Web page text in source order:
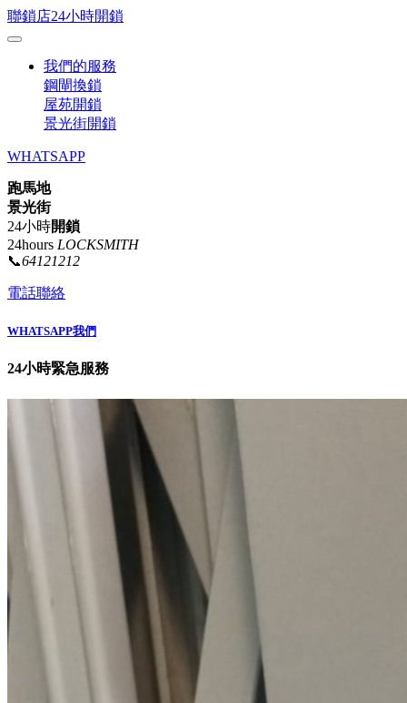
聯鎖店24小時開鎖
我們的服務
鋼閘換鎖
屋苑開鎖
景光街開鎖
WHATSAPP
跑馬地
景光街
24小時開鎖
24hours LOCKSMITH
📞64121212
電話聯絡
WHATSAPP我們
24小時緊急服務